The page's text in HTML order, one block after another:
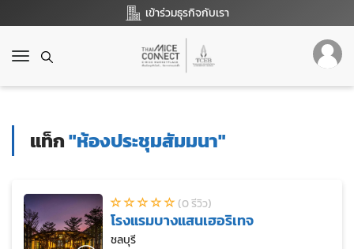
เข้าร่วมธุรกิจกับเรา
T
g
v
g
a
แท็ก"ห้องประชุมสัมมนา"
(0 รีวิว)
โรงแรมบางแสนเฮอริเทจ
ชลบุรี